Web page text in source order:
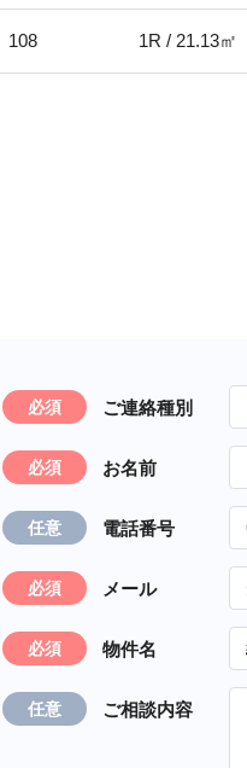
108 1R / 21.13㎡
必須 ご連絡種別
必須 お名前
任意 電話番号
必須 メール
必須 物件名
任意 ご相談内容